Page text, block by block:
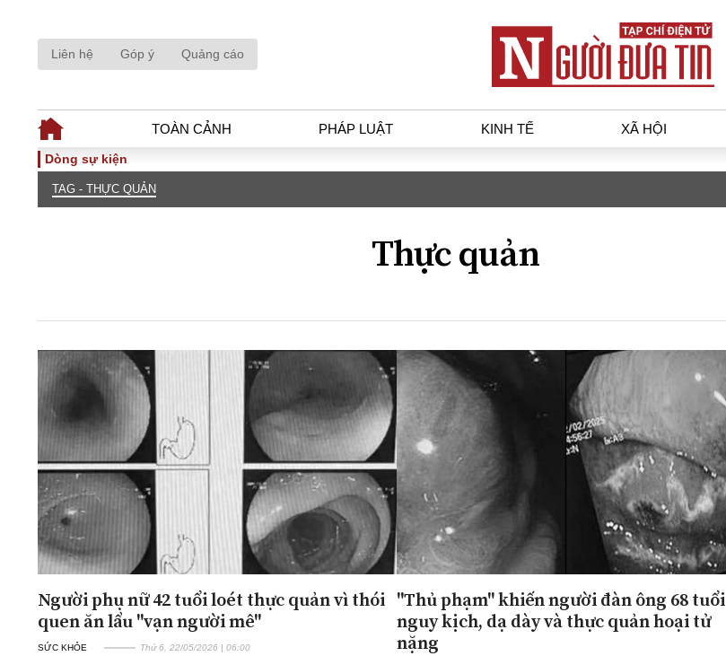
Liên hệ Góp ý Quảng cáo
TOÀN CẢNH PHÁP LUẬT KINH TẾ XÃ HỘI
TOÀN CẢNH
Thế giới
Góc nhìn luật gia
An ninh - Hình sự
Tài chính - Ngân hàng
Xu hướng thị trường
Tiêu dùng và dư luận
Công nghệ
ĐA CHIỀU
Quan điểm
Xi nhan Trái Phải
Bạn đọc viết
INFOCUS
Dòng sự kiện
TAG - THỰC QUẢN
Thực quản
Người phụ nữ 42 tuổi loét thực quản vì thói
quen ăn lẩu "vạn người mê"
SỨC KHỎE Thứ 6, 22/05/2026 | 06:00
"Thủ phạm" khiến người đàn ông 68 tuổi
nguy kịch, dạ dày và thực quản hoại tử
nặng